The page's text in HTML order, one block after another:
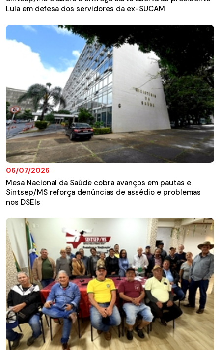
Lula em defesa dos servidores da ex-SUCAM
06/07/2026
Mesa Nacional da Saúde cobra avanços em pautas e
Sintsep/MS reforça denúncias de assédio e problemas
nos DSEIs